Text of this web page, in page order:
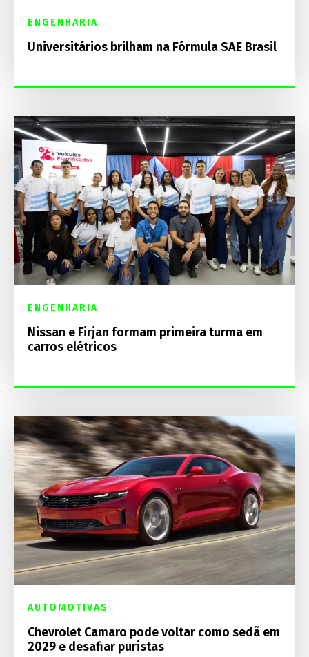
ENGENHARIA
Universitários brilham na Fórmula SAE Brasil
ENGENHARIA
Nissan e Firjan formam primeira turma em
carros elétricos
AUTOMOTIVAS
Chevrolet Camaro pode voltar como sedã em
2029 e desafiar puristas